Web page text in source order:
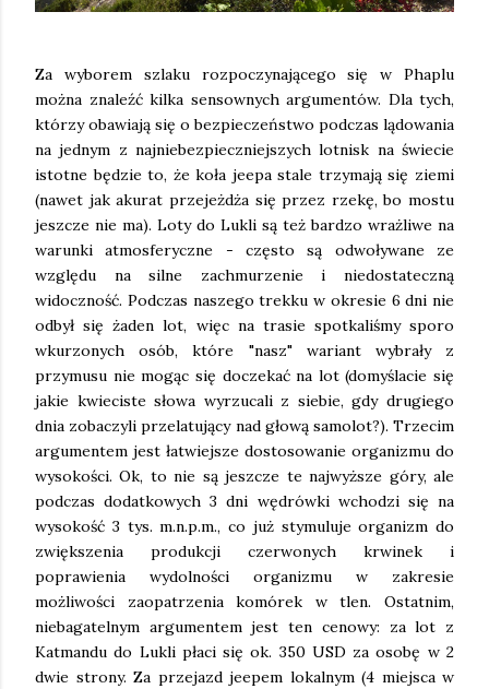
Za wyborem szlaku rozpoczynającego się w Phaplu
można znaleźć kilka sensownych argumentów. Dla tych,
którzy obawiają się o bezpieczeństwo podczas lądowania
na jednym z najniebezpieczniejszych lotnisk na świecie
istotne będzie to, że koła jeepa stale trzymają się ziemi
(nawet jak akurat przejeżdża się przez rzekę, bo mostu
jeszcze nie ma). Loty do Lukli są też bardzo wrażliwe na
warunki atmosferyczne - często są odwoływane ze
względu na silne zachmurzenie i niedostateczną
widoczność. Podczas naszego trekku w okresie 6 dni nie
odbył się żaden lot, więc na trasie spotkaliśmy sporo
wkurzonych osób, które "nasz" wariant wybrały z
przymusu nie mogąc się doczekać na lot (domyślacie się
jakie kwieciste słowa wyrzucali z siebie, gdy drugiego
dnia zobaczyli przelatujący nad głową samolot?). Trzecim
argumentem jest łatwiejsze dostosowanie organizmu do
wysokości. Ok, to nie są jeszcze te najwyższe góry, ale
podczas dodatkowych 3 dni wędrówki wchodzi się na
wysokość 3 tys. m.n.p.m., co już stymuluje organizm do
zwiększenia produkcji czerwonych krwinek i
poprawienia wydolności organizmu w zakresie
możliwości zaopatrzenia komórek w tlen. Ostatnim,
niebagatelnym argumentem jest ten cenowy: za lot z
Katmandu do Lukli płaci się ok. 350 USD za osobę w 2
dwie strony. Za przejazd jeepem lokalnym (4 miejsca w